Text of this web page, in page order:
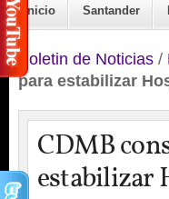
Inicio Santander
Boletin de Noticias /
para estabilizar
CDMB
estabilizar